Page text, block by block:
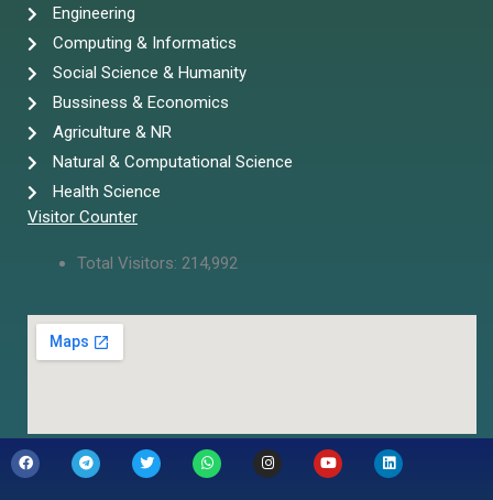
Engineering
Computing & Informatics
Social Science & Humanity
Bussiness & Economics
Agriculture & NR
Natural & Computational Science
Health Science
Visitor Counter
Total Visitors: 214,992
F
a
c
T
e
l
T
w
i
W
h
a
I
n
s
Y
o
u
L
i
n